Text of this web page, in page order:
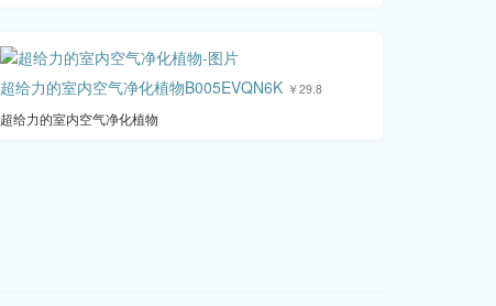
超给力的室内空气净化植物B005EVQN6K ￥29.8
超给力的室内空气净化植物